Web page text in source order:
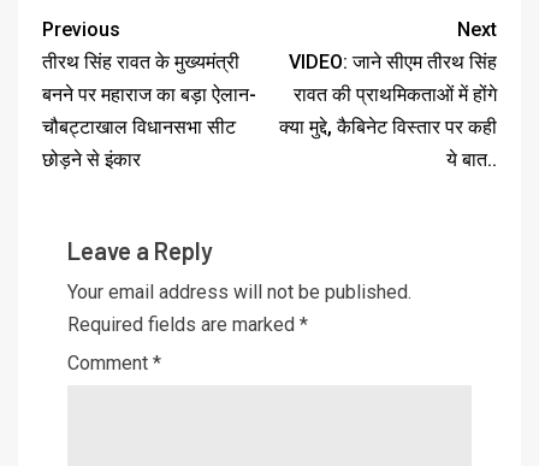
Previous
तीरथ सिंह रावत के मुख्यमंत्री
बनने पर महाराज का बड़ा ऐलान-
चौबट्टाखाल विधानसभा सीट
छोड़ने से इंकार
Next
VIDEO: जाने सीएम तीरथ सिंह
रावत की प्राथमिकताओं में होंगे
क्या मुद्दे, कैबिनेट विस्तार पर कही
ये बात..
Leave a Reply
Your email address will not be published.
Required fields are marked *
Comment *